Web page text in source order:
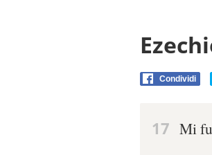
Condividi
17 Mi